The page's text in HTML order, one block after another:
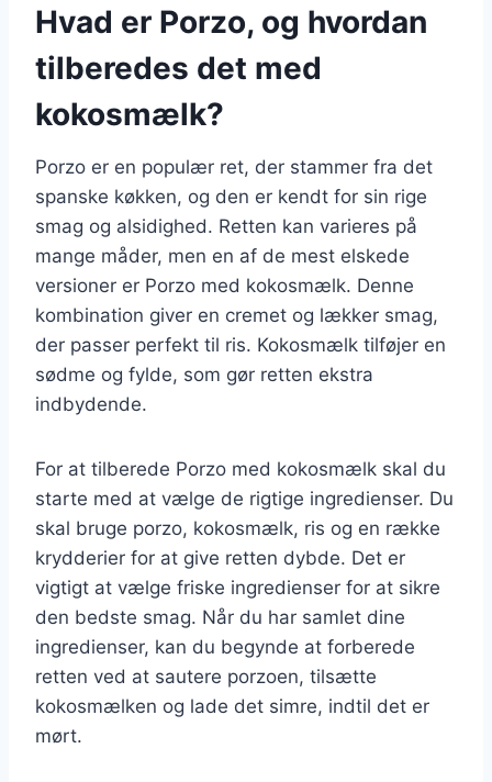
Hvad er Porzo, og hvordan
tilberedes det med
kokosmælk?
Porzo er en populær ret, der stammer fra det
spanske køkken, og den er kendt for sin rige
smag og alsidighed. Retten kan varieres på
mange måder, men en af de mest elskede
versioner er Porzo med kokosmælk. Denne
kombination giver en cremet og lækker smag,
der passer perfekt til ris. Kokosmælk tilføjer en
sødme og fylde, som gør retten ekstra
indbydende.
For at tilberede Porzo med kokosmælk skal du
starte med at vælge de rigtige ingredienser. Du
skal bruge porzo, kokosmælk, ris og en række
krydderier for at give retten dybde. Det er
vigtigt at vælge friske ingredienser for at sikre
den bedste smag. Når du har samlet dine
ingredienser, kan du begynde at forberede
retten ved at sautere porzoen, tilsætte
kokosmælken og lade det simre, indtil det er
mørt.